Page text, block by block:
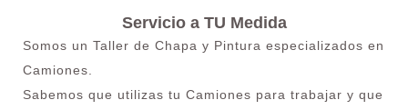
Servicio a TU Medida
Somos un Taller de Chapa y Pintura especializados en
Camiones.
Sabemos que utilizas tu Camiones para trabajar y que